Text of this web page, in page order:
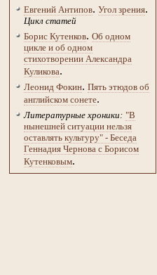
Евгений Антипов. Угол зрения.
Цикл статей
Борис Кутенков. Об одном
цикле и об одном
стихотворении Александра
Куликова.
Леонид Фокин. Пять этюдов об
английском сонете.
Литературные хроники: "В
нынешней ситуации нельзя
оставлять культуру" - Беседа
Геннадия Чернова с Борисом
Кутенковым.